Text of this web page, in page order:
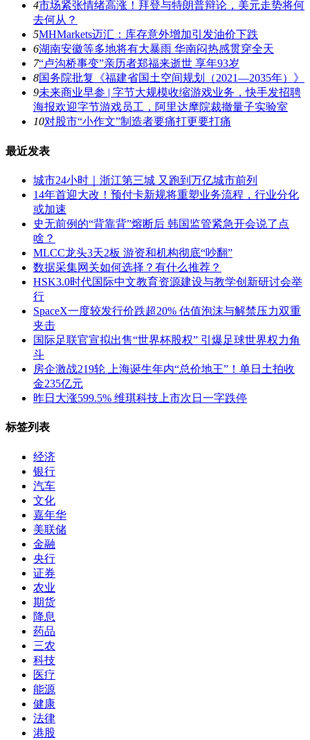
4市场紧张情绪高涨！拜登与特朗普辩论，美元走势将何
去何从？
5MHMarkets迈汇：库存意外增加引发油价下跌
6湖南安徽等多地将有大暴雨 华南闷热感贯穿全天
7“卢沟桥事变”亲历者郑福来逝世 享年93岁
8国务院批复《福建省国土空间规划（2021―2035年）》
9未来商业早参 | 字节大规模收缩游戏业务，快手发招聘
海报欢迎字节游戏员工，阿里达摩院裁撤量子实验室
10对股市“小作文”制造者要痛打更要打痛
最近发表
城市24小时｜浙江第三城 又跑到万亿城市前列
14年首迎大改！预付卡新规将重塑业务流程，行业分化
或加速
史无前例的“背靠背”熔断后 韩国监管紧急开会说了点
啥？
MLCC龙头3天2板 游资和机构彻底“吵翻”
数据采集网关如何选择？有什么推荐？
HSK3.0时代国际中文教育资源建设与教学创新研讨会举
行
SpaceX一度较发行价跌超20% 估值泡沫与解禁压力双重
夹击
国际足联官宣拟出售“世界杯股权” 引爆足球世界权力角
斗
房企激战219轮 上海诞生年内“总价地王”！单日土拍收
金235亿元
昨日大涨599.5% 维琪科技上市次日一字跌停
标签列表
经济
银行
汽车
文化
嘉年华
美联储
金融
央行
证券
农业
期货
降息
药品
三农
科技
医疗
能源
健康
法律
港股